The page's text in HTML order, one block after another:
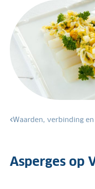
Waarden, verbinding
Asperges op